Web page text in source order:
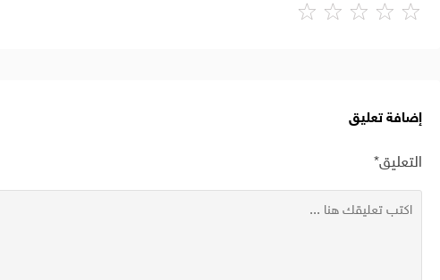
إضافة تعليق
التعليق*